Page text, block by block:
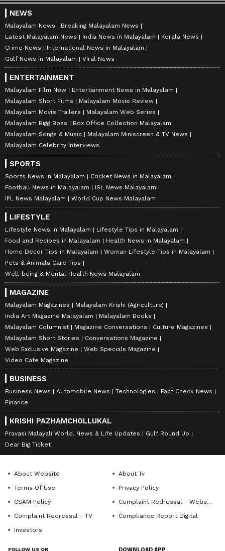
NEWS
Malayalam News
Breaking Malayalam News
Latest Malayalam News
India News in Malayalam
Kerala News
Crime News
International News in Malayalam
Gulf News in Malayalam
Viral News
ENTERTAINMENT
Malayalam Film New
Entertainment News in Malayalam
Malayalam Short Films
Malayalam Movie Review
Malayalam Movie Trailers
Malayalam Web Series
Malayalam Bigg Boss
Box Office Collection Malayalam
Malayalam Songs & Music
Malayalam Miniscreen & TV News
Malayalam Celebrity Interviews
SPORTS
Sports News in Malayalam
Cricket News in Malayalam
Football News in Malayalam
ISL News Malayalam
IPL News Malayalam
World Cup News Malayalam
LIFESTYLE
Lifestyle News in Malayalam
Lifestyle Tips in Malayalam
Food and Recipes in Malayalam
Health News in Malayalam
Home Decor Tips in Malayalam
Woman Lifestyle Tips in Malayalam
Pets & Animals Care Tips
Well-being & Mental Health News Malayalam
MAGAZINE
Malayalam Magazines
Malayalam Krishi (Agriculture)
India Art Magazine Malayalam
Malayalam Books
Malayalam Columnist
Magazine Conversations
Culture Magazines
Malayalam Short Stories
Conversations Magazine
Web Exclusive Magazine
Web Specials Magazine
Video Cafe Magazine
BUSINESS
Business News Automobile News Technologies
Fact Check News
Finance
KRISHI PAZHAMCHOLLUKAL
Pravasi Malayali World, News & Life Updates
Gulf Round Up
Dear Big Ticket
About Website
About Tv
Terms Of Use
Privacy Policy
CSAM Policy
Complaint Redressal - Website
Complaint Redressal - TV
Compliance Report Digital
Investors
FOLLOW US ON DOWNLOAD APP